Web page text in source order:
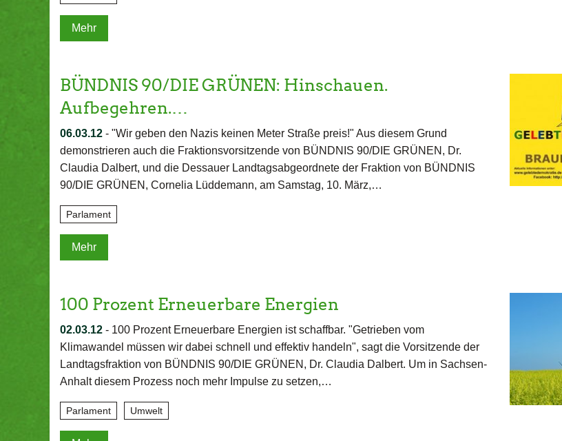
Mehr
BÜNDNIS 90/DIE GRÜNEN: Hinschauen.
Aufbegehren.…
06.03.12 - "Wir geben den Nazis keinen Meter Straße preis!" Aus diesem Grund
demonstrieren auch die Fraktionsvorsitzende von BÜNDNIS 90/DIE GRÜNEN, Dr.
Claudia Dalbert, und die Dessauer Landtagsabgeordnete der Fraktion von BÜNDNIS
90/DIE GRÜNEN, Cornelia Lüddemann, am Samstag, 10. März,…
Parlament
Mehr
100 Prozent Erneuerbare Energien
02.03.12 - 100 Prozent Erneuerbare Energien ist schaffbar. "Getrieben vom
Klimawandel müssen wir dabei schnell und effektiv handeln", sagt die Vorsitzende der
Landtagsfraktion von BÜNDNIS 90/DIE GRÜNEN, Dr. Claudia Dalbert. Um in Sachsen-
Anhalt diesem Prozess noch mehr Impulse zu setzen,…
Parlament Umwelt